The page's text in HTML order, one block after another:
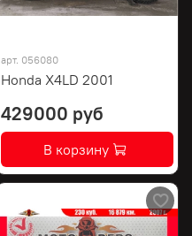
арт. 056080
Honda X4LD 2001
429000 руб
В корзину